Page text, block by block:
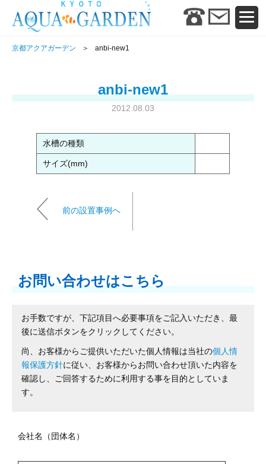
京都アクアガーデン anbi-new1
anbi-new1
2012.08.03
水槽の種類
サイズ(mm)
前の設置事例へ
お問い合わせはこちら
お手数ですが、下記項目へ必要事項をご記入いただき、最
後に送信ボタンをクリックしてください。
尚、お客様からご提供いただいた個人情報は当社の個人情
報保護方針に従い、お客様からお問い合わせ頂いた内容を
確認し、ご回答するために利用する事を目的としていま
す。
会社名（団体名）